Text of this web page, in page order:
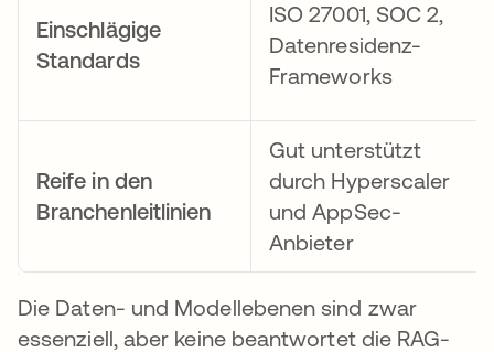
Einschlägige
Standards
ISO 27001, SOC 2,
Datenresidenz-
Frameworks
Reife in den
Branchenleitlinien
Gut unterstützt
durch Hyperscaler
und AppSec-
Anbieter
Die Daten- und Modellebenen sind zwar
essenziell, aber keine beantwortet die RAG-